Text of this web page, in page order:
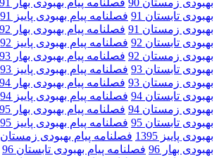
بهبودی تابستان 91
فصلنامه پیام بهبودی پاییز 91
بهبودی زمستان 91
فصلنامه پیام بهبودی بهار 92
بهبودی تابستان 92
فصلنامه پیام بهبودی پاییز 92
بهبودی زمستان 92
فصلنامه پیام بهبودی بهار 93
بهبودی تابستان 93
فصلنامه پیام بهبودی پاییز 93
بهبودی زمستان 93
فصلنامه پیام بهبودی بهار 94
بهبودی تابستان 94
فصلنامه پیام بهبودی پاییز 94
بهبودی زمستان 94
فصلنامه پیام بهبودی بهار 95
بهبودی تابستان 95
فصلنامه پیام بهبودی پاییز 95
بهبودی پاییز 1395
فصلنامه پیام بهبودی زمستان 95
بهبودی بهار 96
فصلنامه پیام بهبودی تابستان 96